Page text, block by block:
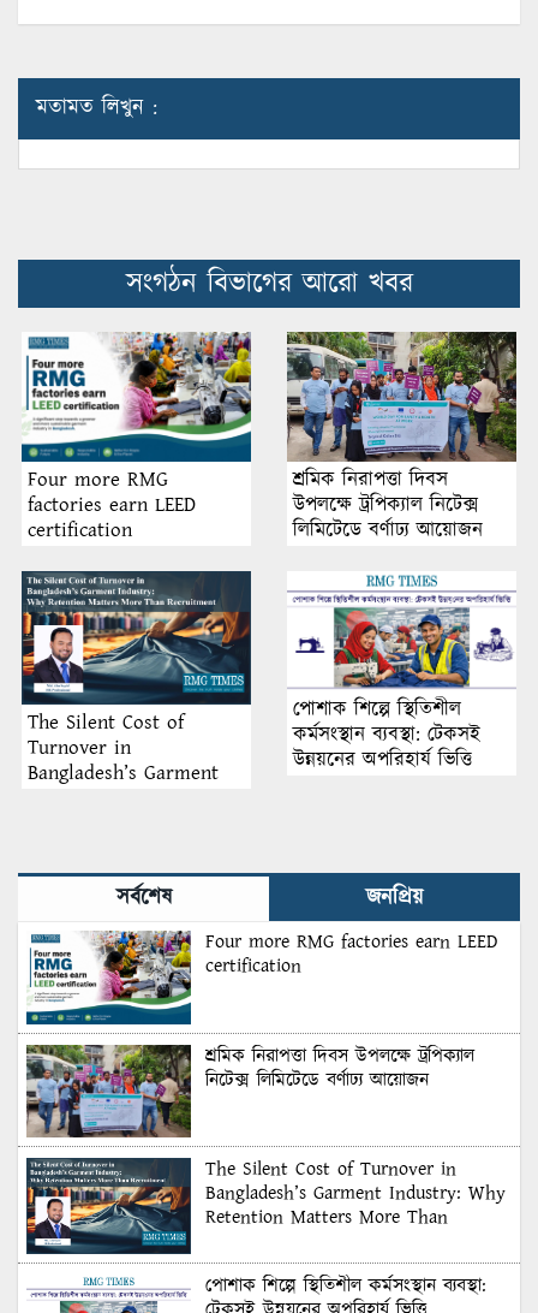
মতামত লিখুন :
সংগঠন বিভাগের আরো খবর
Four more RMG
factories earn LEED
certification
শ্রমিক নিরাপত্তা দিবস
উপলক্ষে ট্রপিক্যাল নিটেক্স
লিমিটেডে বর্ণাঢ্য আয়োজন
The Silent Cost of
Turnover in
Bangladesh’s Garment
পোশাক শিল্পে স্থিতিশীল
কর্মসংস্থান ব্যবস্থা: টেকসই
উন্নয়নের অপরিহার্য ভিত্তি
সর্বশেষ জনপ্রিয়
Four more RMG factories earn LEED
certification
শ্রমিক নিরাপত্তা দিবস উপলক্ষে ট্রপিক্যাল
নিটেক্স লিমিটেডে বর্ণাঢ্য আয়োজন
The Silent Cost of Turnover in
Bangladesh’s Garment Industry: Why
Retention Matters More Than
পোশাক শিল্পে স্থিতিশীল কর্মসংস্থান ব্যবস্থা: